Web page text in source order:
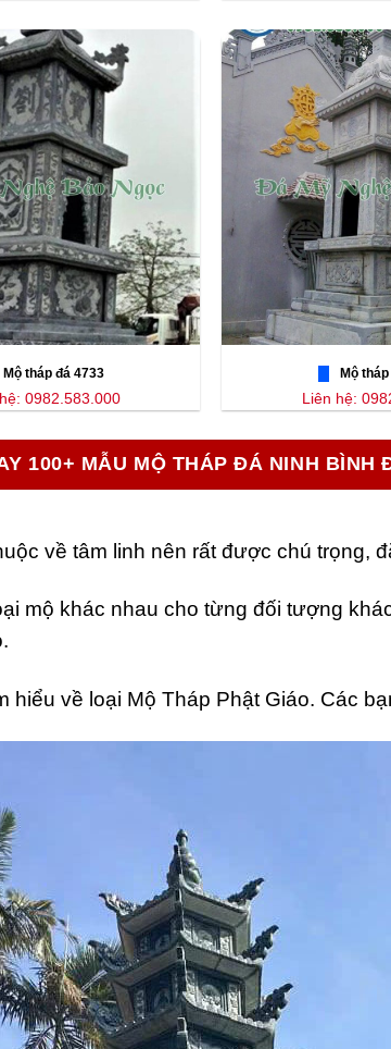
Mộ tháp đá 4733
0982.583.000
Mộ
Liên hệ:
100+ MẪU MỘ THÁP ĐÁ NINH BÌNH
về tâm linh nên rất được chú trọng,
mộ khác nhau cho từng đối tượng
về loại Mộ Tháp Phật Giáo. Các